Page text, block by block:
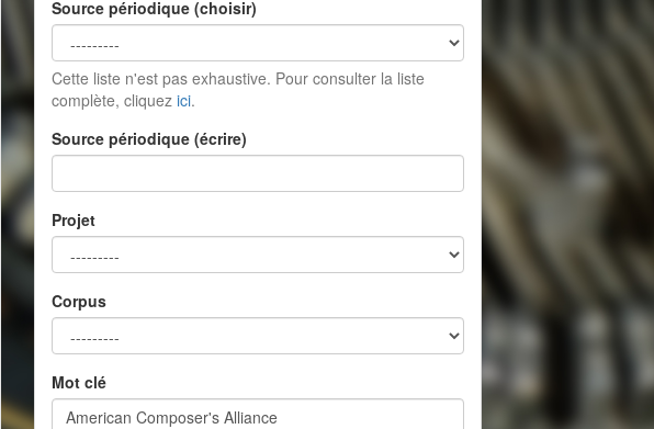
Source périodique (choisir)
Cette liste n'est pas exhaustive. Pour consulter la liste
complète, cliquez ici.
Source périodique (écrire)
Projet
Corpus
Mot clé